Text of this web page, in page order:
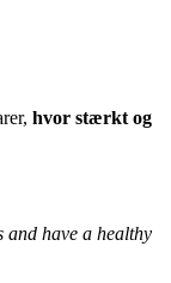
hvor stærkt og
and have a healthy